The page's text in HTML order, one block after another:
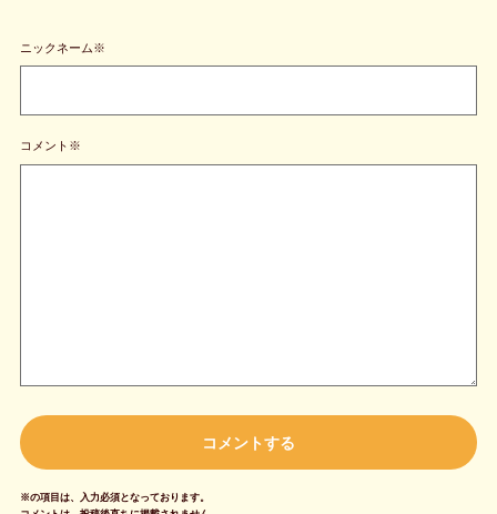
ニックネーム※
コメント※
※の項目は、入力必須となっております。